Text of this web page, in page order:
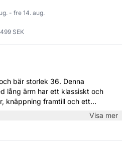
- fre 14. aug.
SEK
storlek 36. Denna
lång ärm har ett klassiskt och
knäppning framtill och ett
silhuett. Passar både till
tillfällen – styla med stövlar eller
Visa mer